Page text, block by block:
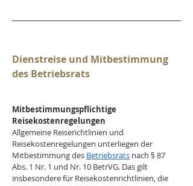
Dienstreise und Mitbestimmung
des Betriebsrats
Mitbestimmungspflichtige
Reisekostenregelungen
Allgemeine Reiserichtlinien und
Reisekostenregelungen unterliegen der
Mitbestimmung des Betriebsrats nach § 87
Abs. 1 Nr. 1 und Nr. 10 BetrVG. Das gilt
insbesondere für Reisekostenrichtlinien, die